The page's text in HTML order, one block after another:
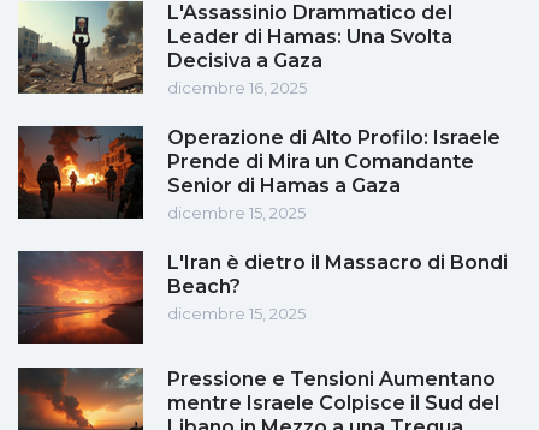
L'Assassinio Drammatico del
Leader di Hamas: Una Svolta
Decisiva a Gaza
dicembre 16, 2025
Operazione di Alto Profilo: Israele
Prende di Mira un Comandante
Senior di Hamas a Gaza
dicembre 15, 2025
L'Iran è dietro il Massacro di Bondi
Beach?
dicembre 15, 2025
Pressione e Tensioni Aumentano
mentre Israele Colpisce il Sud del